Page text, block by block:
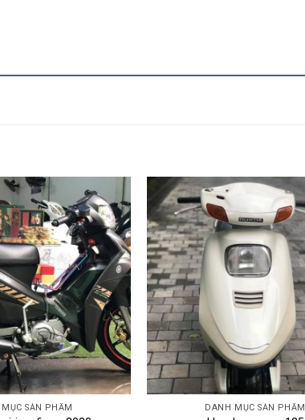
SẢN PHẨM DANH MỤC SẢN PHẨM